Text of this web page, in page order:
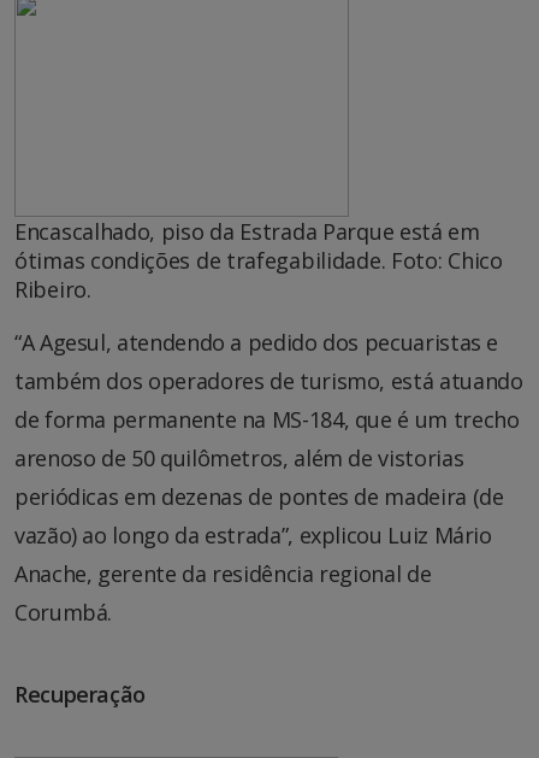
Encascalhado, piso da Estrada Parque está em
ótimas condições de trafegabilidade. Foto: Chico
Ribeiro.
“A Agesul, atendendo a pedido dos pecuaristas e
também dos operadores de turismo, está atuando
de forma permanente na MS-184, que é um trecho
arenoso de 50 quilômetros, além de vistorias
periódicas em dezenas de pontes de madeira (de
vazão) ao longo da estrada”, explicou Luiz Mário
Anache, gerente da residência regional de
Corumbá.
Recuperação